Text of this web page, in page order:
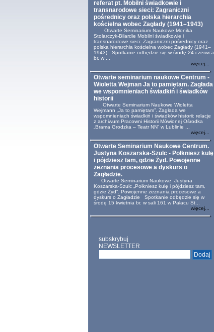
referat pt. Mobilni świadkowie i
transnarodowe sieci: Zagraniczni
pośrednicy oraz polska hierarchia
kościelna wobec Zagłady (1941–1943)
Otwarte Seminarium Naukowe Monika
Stolarczyk-Bilardie Mobilni świadkowie i
transnarodowe sieci: Zagraniczni pośrednicy oraz
polska hierarchia kościelna wobec Zagłady (1941–
1943) Spotkanie odbędzie się w środę 24 czerwca
br. w ...
więcej...
Otwarte seminarium naukowe Centrum -
Wioletta Wejman Ja to pamiętam. Zagłada
we wspomnieniach świadkiń i świadków
historii
Otwarte Seminarium Naukowe Wioletta
Wejmann „Ja to pamiętam”. Zagłada we
wspomnieniach świadkiń i świadków historii: relacje
z archiwum Pracowni Historii Mówionej Ośrodka
„Brama Grodzka – Teatr NN” w Lublinie ...
więcej...
Otwarte Seminarium Naukowe Centrum.
Justyna Koszarska-Szulc - Połkniesz kulę
i pójdziesz tam, gdzie Żyd. Powojenne
zeznania procesowe a dyskurs o
Zagładzie.
Otwarte Seminarium Naukowe Justyna
Koszarska-Szulc „Połkniesz kulę i pójdziesz tam,
gdzie Żyd”. Powojenne zeznania procesowe a
dyskurs o Zagładzie Spotkanie odbędzie się w
środę 15 kwietnia br. w sali 161 w Pałacu St...
więcej...
subskrybuj
NEWSLETTER